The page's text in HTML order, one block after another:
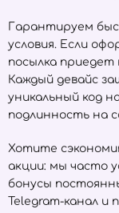
Гарантируем
условия. Если
посылка
Каждый девайс
уникальный код
подлинность на
Хотите
акции: мы часто
бонусы
Telegram-канал и